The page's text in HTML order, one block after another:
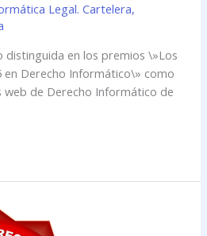
Legal. Cartelera,
distinguida en los premios \»Los
en Derecho Informático\» como
de Derecho Informático de